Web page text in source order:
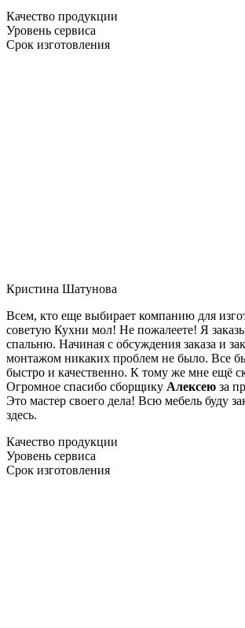
Качество продукции
Уровень сервиса
Срок изготовления
Кристина Шатунова
Всем, кто еще выбирает компанию для
советую Кухни мол! Не пожалеете! Я
спальню. Начиная с обсуждения заказа и
монтажом никаких проблем не было. Все
быстро и качественно. К тому же мне ещё
Огромное спасибо сборщику Алексею за
Это мастер своего дела! Всю мебель буду
здесь.
Качество продукции
Уровень сервиса
Срок изготовления